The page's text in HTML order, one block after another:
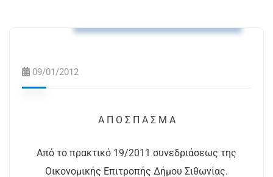
09/01/2012
A Π Ο Σ Π Α Σ Μ Α
Από το πρακτικό 19/2011 συνεδριάσεως της
Οικονομικής Επιτροπής Δήμου Σιθωνίας.